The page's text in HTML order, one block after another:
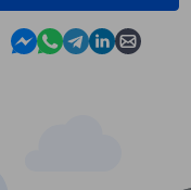
Contact us in
Contact us in
Contact us in
Contact us
Contact